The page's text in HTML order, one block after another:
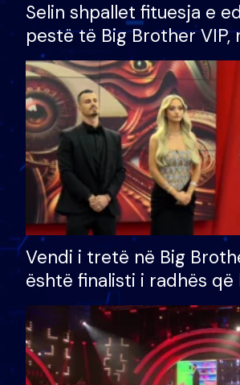
Selin shpallet fituesja e
pestë të Big Brother VIP,
çmimin e madh prej 100
Vendi i tretë në Big
është finalisti i radhës